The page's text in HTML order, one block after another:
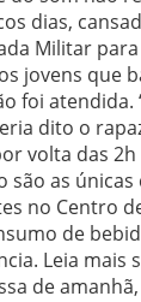
dias,
Militar
jovens que
foi atendida.
dito o
volta das 2h
são as únicas
no Centro
de
Leia mais
de